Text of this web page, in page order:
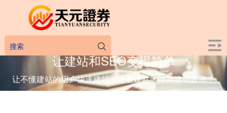
让建站和SEO变得简单
让不懂建站的用户快速建站，让会建站的提高建站效率！